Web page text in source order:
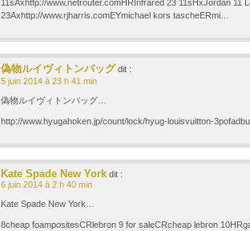
11sAxhttp://www.netrouter.comHRInfrared 23 11sHxJordan 11
23Axhttp://www.rjharris.comEYmichael kors tascheERmi…
偽物ルイヴィトンバッグ dit :
5 juin 2014 à 23 h 41 min
偽物ルイヴィトンバッグ…
http://www.hyugahoken.jp/count/lock/hyug-louisvuitton-
Kate Spade New York dit :
6 juin 2014 à 2 h 40 min
Kate Spade New York…
8cheap foampositesCRlebron 9 for saleCRcheap lebron